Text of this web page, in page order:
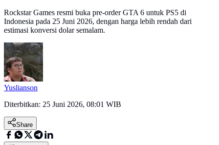
Rockstar Games resmi buka pre-order GTA 6 untuk PS5 di
Indonesia pada 25 Juni 2026, dengan harga lebih rendah dari
estimasi konversi dolar semalam.
Yuslianson
Diterbitkan: 25 Juni 2026, 08:01 WIB
Share